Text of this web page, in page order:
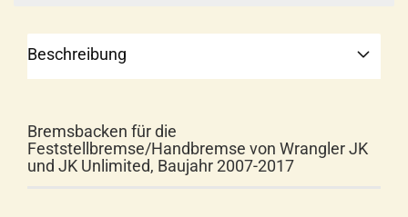
Beschreibung
Bremsbacken für die
Feststellbremse/Handbremse von Wrangler JK
und JK Unlimited, Baujahr 2007-2017